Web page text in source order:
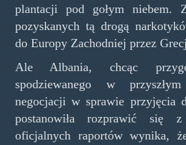
plantacji pod gołym niebem.
pozyskanych tą drogą
do Europy Zachodniej przez
Ale Albania, chcąc
spodziewanego w
negocjacji w sprawie przyjęcia
postanowiła rozprawić się
oficjalnych raportów wynika,